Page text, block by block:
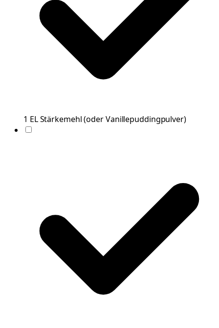
1 ELStärkemehl (oder Vanillepuddingpulver)